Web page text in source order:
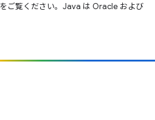
をご覧ください。Java は Oracle および